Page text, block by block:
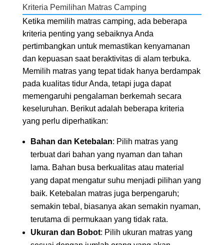
Kriteria Pemilihan Matras Camping
Ketika memilih matras camping, ada beberapa
kriteria penting yang sebaiknya Anda
pertimbangkan untuk memastikan kenyamanan
dan kepuasan saat beraktivitas di alam terbuka.
Memilih matras yang tepat tidak hanya berdampak
pada kualitas tidur Anda, tetapi juga dapat
memengaruhi pengalaman berkemah secara
keseluruhan. Berikut adalah beberapa kriteria
yang perlu diperhatikan:
Bahan dan Ketebalan: Pilih matras yang
terbuat dari bahan yang nyaman dan tahan
lama. Bahan busa berkualitas atau material
yang dapat mengatur suhu menjadi pilihan yang
baik. Ketebalan matras juga berpengaruh;
semakin tebal, biasanya akan semakin nyaman,
terutama di permukaan yang tidak rata.
Ukuran dan Bobot: Pilih ukuran matras yang